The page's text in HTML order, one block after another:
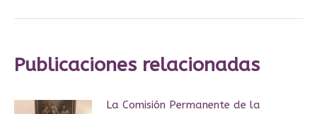
Publicaciones relacionadas
La Comisión Permanente de la